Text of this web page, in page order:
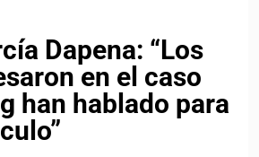
Dapena: “Los
en el caso
han hablado para